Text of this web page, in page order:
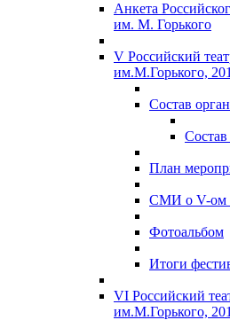
Анкета
им. М. Горького
V Российский
им.М.Горького,
Состав
План
СМИ о V-ом
Фотоальбом
Итоги
VI Российский
им.М.Горького,